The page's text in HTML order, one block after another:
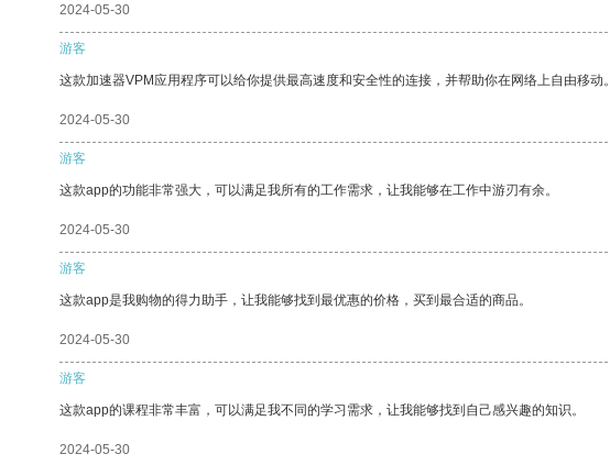
2024-05-30
游客
这款加速器VPM应用程序可以给你提供最高速度和安全性的连接，并帮助你在网络上自由移动。
2024-05-30
游客
这款app的功能非常强大，可以满足我所有的工作需求，让我能够在工作中游刃有余。
2024-05-30
游客
这款app是我购物的得力助手，让我能够找到最优惠的价格，买到最合适的商品。
2024-05-30
游客
这款app的课程非常丰富，可以满足我不同的学习需求，让我能够找到自己感兴趣的知识。
2024-05-30